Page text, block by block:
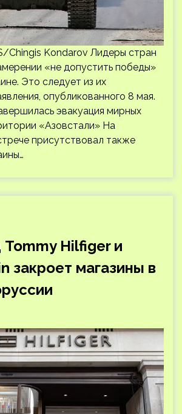
Chingis Kondarov Лидеры стран
«не допустить победы»
Это следует из их
опубликованного 8 мая.
эвакуация мирных
«Азовстали» На
присутствовал также
Hilfiger и
закроет магазины в